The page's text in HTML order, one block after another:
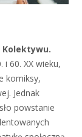
60. XX wieku,
komiksy,
Jednak
powstanie